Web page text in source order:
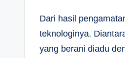
Dari hasil
teknologinya.
yang berani diadu